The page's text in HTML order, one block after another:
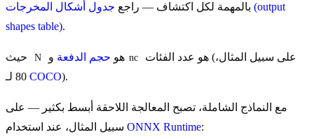
بالمهمة لكل اكتشاف — راجع جدول أشكال المخرجات (output
shapes table).
N هو حجم الدفعة و nc
COCO).
مع النماذج الشاملة، تصبح المعالجة اللاحقة أبسط بكثير — على
ONNX Runtime: